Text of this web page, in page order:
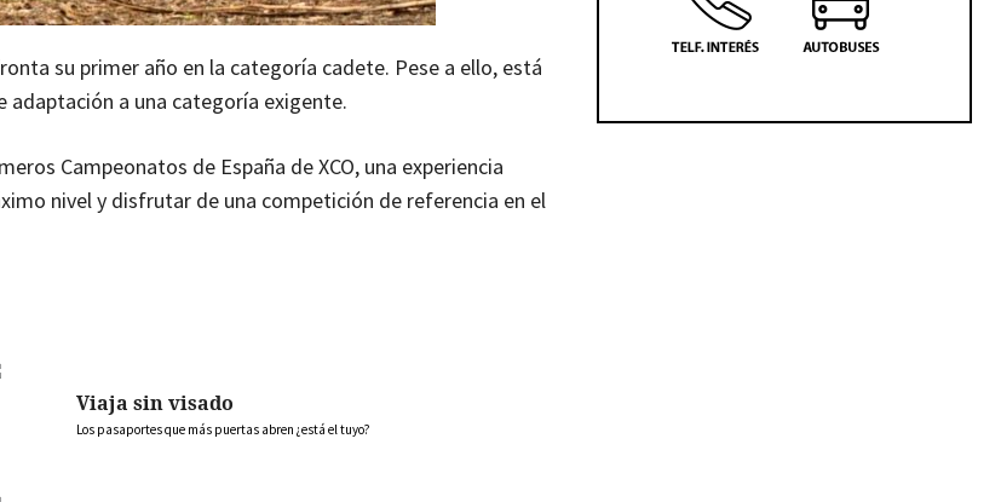
su primer año en la categoría cadete. Pese a ello, está
a una categoría exigente.
Campeonatos de España de XCO, una experiencia
nivel y disfrutar de una competición de referencia en el
Viaja sin visado
Los pasaportes que más puertas abren ¿está el tuyo?